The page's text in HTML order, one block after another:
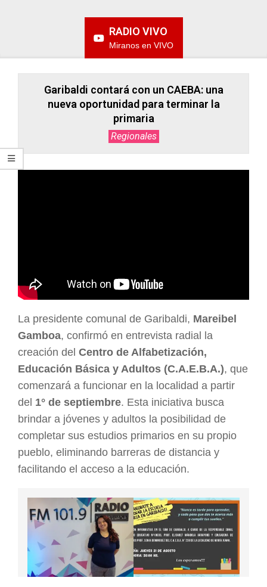
RADIO VIVO
Miranos en VIVO
Garibaldi contará con un CAEBA: una
nueva oportunidad para terminar la
primaria
Regionales
La presidente comunal de Garibaldi, Mareibel
Gamboa, confirmó en entrevista radial la
creación del Centro de Alfabetización,
Educación Básica y Adultos (C.A.E.B.A.), que
comenzará a funcionar en la localidad a partir
del 1° de septiembre. Esta iniciativa busca
brindar a jóvenes y adultos la posibilidad de
completar sus estudios primarios en su propio
pueblo, eliminando barreras de distancia y
facilitando el acceso a la educación.